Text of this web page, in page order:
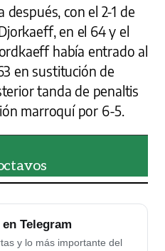
con el 2-1 de
en el 64 y el
había entrado al
en sustitución de
tanda de penaltis
marroquí por 6-5.
Telegram
y lo más importante del